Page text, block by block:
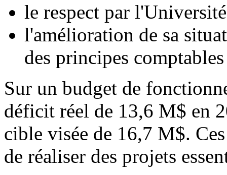
le respect par
l'amélioration de sa
des principes
Sur un budget de
déficit réel de 13,6 M$ en
cible visée de 16,7 M$.
de réaliser des projets